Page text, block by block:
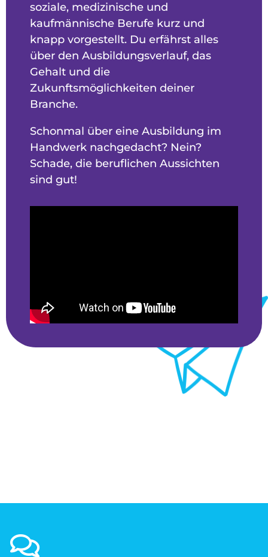
soziale, medizinische und
kaufmännische Berufe kurz und
knapp vorgestellt. Du erfährst alles
über den Ausbildungsverlauf, das
Gehalt und die
Zukunftsmöglichkeiten deiner
Branche.
Schonmal über eine Ausbildung im
Handwerk nachgedacht? Nein?
Schade, die beruflichen Aussichten
sind gut!